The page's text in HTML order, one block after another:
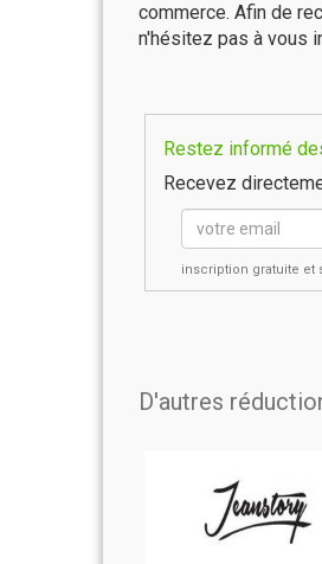
commerce. Afin de
n'hésitez pas à vous
Restez informé
Recevez
inscription gratuite et
D'autres